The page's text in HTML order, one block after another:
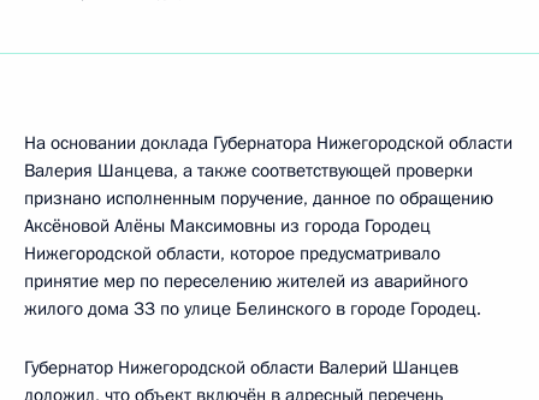
На основании доклада Губернатора Нижегородской области
Валерия Шанцева, а также соответствующей проверки
признано исполненным поручение, данное по обращению
Аксёновой Алёны Максимовны из города Городец
Нижегородской области, которое предусматривало
принятие мер по переселению жителей из аварийного
жилого дома 33 по улице Белинского в городе Городец.
Губернатор Нижегородской области Валерий Шанцев
доложил, что объект включён в адресный перечень